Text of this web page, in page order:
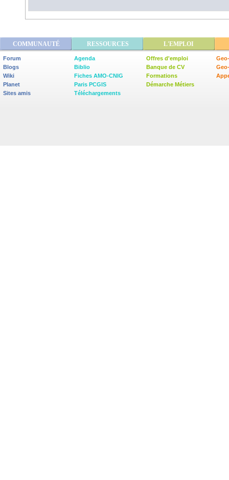
COMMUNAUTÉ RESSOURCES L'EMPLOI
Forum
Blogs
Wiki
Planet
Sites amis
Agenda
Biblio
Fiches AMO-CNIG
Paris PCGIS
Téléchargements
Offres d'emploi
Banque de CV
Formations
Démarche Métiers